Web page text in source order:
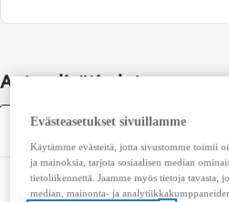
Auton lisätiedot
Tekniset tiedot
Mitat ja tilavuus
Evästeasetukset sivuillamme
Käytämme evästeitä, jotta sivustomme toimii
ja mainoksia, tarjota sosiaalisen median
tietoliikennettä. Jaamme myös tietoja tavasta,
median, mainonta- ja